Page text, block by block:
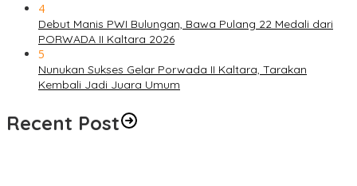
4
Debut Manis PWI Bulungan, Bawa Pulang 22 Medali dari
PORWADA II Kaltara 2026
5
Nunukan Sukses Gelar Porwada II Kaltara, Tarakan
Kembali Jadi Juara Umum
Recent Post